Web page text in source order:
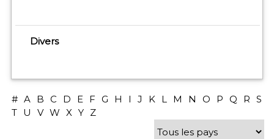
Divers
# A B C D E F G H I J K L M N O P Q R S
T U V W X Y Z